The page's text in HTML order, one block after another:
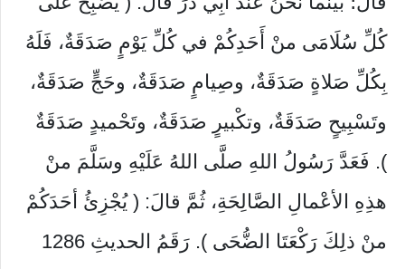
كُلِّ سُلَامَى منْ أَحَدِكُمْ في كُلِّ يَوْمٍ صَدَقَةٌ، فَلَهُ
بِكُلِّ صَلاةٍ صَدَقَةٌ، وصِيامٍ صَدَقَةٌ، وحَجٍّ صَدَقَةٌ،
وتَسْبِيحٍ صَدَقَةٌ، وتكْبيرٍ صَدَقَةٌ، وتَحْميدٍ صَدَقَةٌ
). فَعَدَّ رَسُولُ اللهِ صلَّى اللهُ عَلَيْهِ وسَلَّمَ منْ
هذِهِ الأعْمالِ الصَّالِحَةِ، ثُمَّ قالَ: ( يُجْزِئُ أحَدَكُمْ
منْ ذلِكَ رَكْعَتَا الضُّحَى ). رَقَمُ الحديثِ 1286